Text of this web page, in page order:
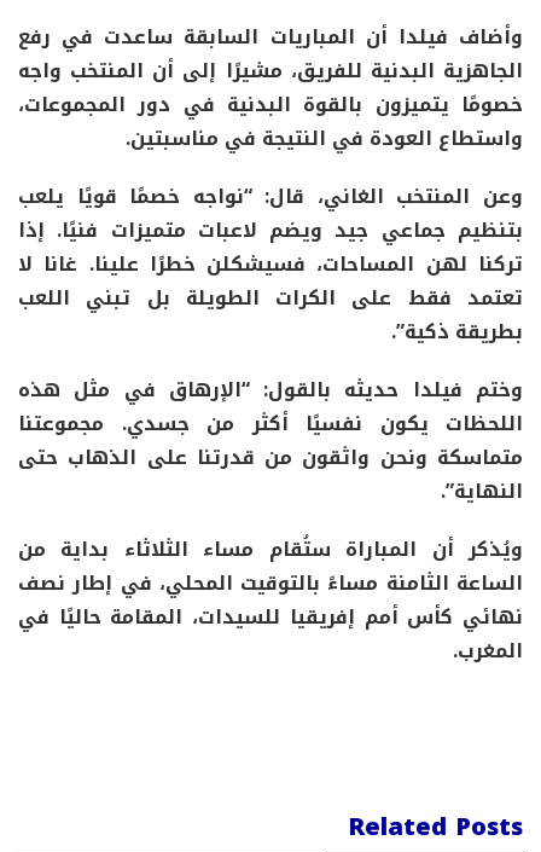
وأضاف فيلدا أن المباريات السابقة ساعدت في رفع
الجاهزية البدنية للفريق، مشيرًا إلى أن المنتخب واجه
خصومًا يتميزون بالقوة البدنية في دور المجموعات،
واستطاع العودة في النتيجة في مناسبتين.
وعن المنتخب الغاني، قال: “نواجه خصمًا قويًا يلعب
بتنظيم جماعي جيد ويضم لاعبات متميزات فنيًا. إذا
تركنا لهن المساحات، فسيشكلن خطرًا علينا. غانا لا
تعتمد فقط على الكرات الطويلة بل تبني اللعب
بطريقة ذكية”.
وختم فيلدا حديثه بالقول: “الإرهاق في مثل هذه
اللحظات يكون نفسيًا أكثر من جسدي. مجموعتنا
متماسكة ونحن واثقون من قدرتنا على الذهاب حتى
النهاية”.
ويُذكر أن المباراة ستُقام مساء الثلاثاء بداية من
الساعة الثامنة مساءً بالتوقيت المحلي، في إطار نصف
نهائي كأس أمم إفريقيا للسيدات، المقامة حاليًا في
المغرب.
Related Posts